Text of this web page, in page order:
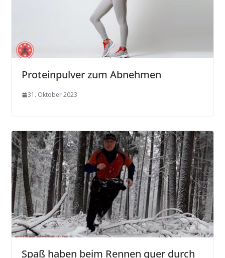
Proteinpulver zum Abnehmen
31. Oktober 2023
Spaß haben beim Rennen quer durch